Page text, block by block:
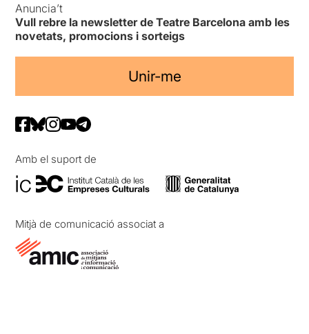
Anuncia’t
Vull rebre la newsletter de Teatre Barcelona amb les
novetats, promocions i sorteigs
Unir-me
Amb el suport de
Mitjà de comunicació associat a